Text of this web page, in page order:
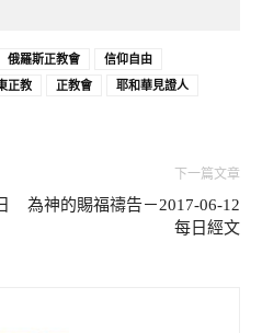
俄羅斯正教會
信仰自由
正教 正教會 耶和華見證人
下一篇文章
為神的賜福禱告－2017-06-12
每日經文